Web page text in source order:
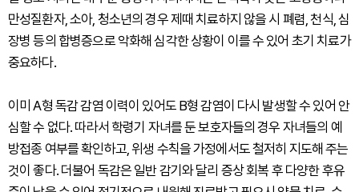
만성질환자, 소아, 청소년의 경우 제때 치료하지 않을 시 폐렴, 천식, 심
장병 등의 합병증으로 악화해 심각한 상황이 이를 수 있어 초기 치료가
중요하다.
이미 A형 독감 감염 이력이 있어도 B형 감염이 다시 발생할 수 있어 안
심할 수 없다. 따라서 학령기 자녀를 둔 보호자들의 경우 자녀들의 예
방접종 여부를 확인하고, 위생 수칙을 가정에서도 철저히 지도해 주는
것이 좋다. 더불어 독감은 일반 감기와 달리 증상 회복 후 다양한 후유